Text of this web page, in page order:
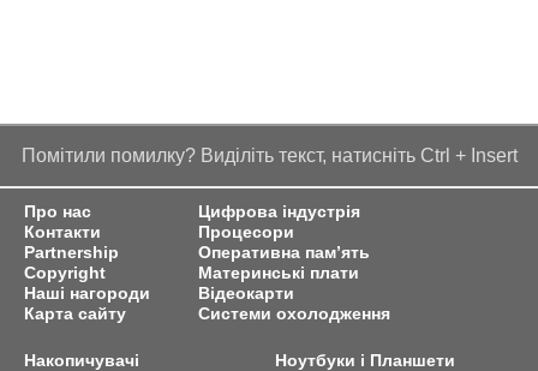
Помітили помилку? Виділіть текст, натисніть Ctrl + Insert
Про нас
Контакти
Partnership
Copyright
Наші нагороди
Карта сайту
Цифрова індустрія
Процесори
Оперативна пам’ять
Материнські плати
Відеокарти
Системи охолодження
Накопичувачі
Ноутбуки і Планшети